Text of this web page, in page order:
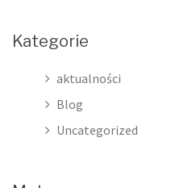
Kategorie
aktualności
Blog
Uncategorized